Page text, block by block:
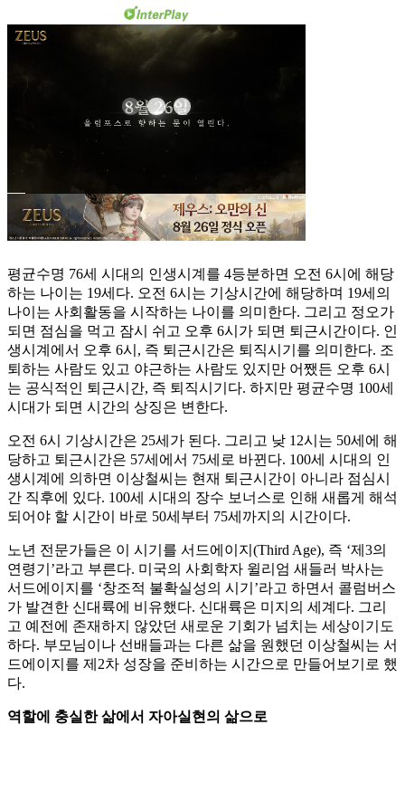
평균수명 76세 시대의 인생시계를 4등분하면 오전 6시에 해당
하는 나이는 19세다. 오전 6시는 기상시간에 해당하며 19세의
나이는 사회활동을 시작하는 나이를 의미한다. 그리고 정오가
되면 점심을 먹고 잠시 쉬고 오후 6시가 되면 퇴근시간이다. 인
생시계에서 오후 6시, 즉 퇴근시간은 퇴직시기를 의미한다. 조
퇴하는 사람도 있고 야근하는 사람도 있지만 어쨌든 오후 6시
는 공식적인 퇴근시간, 즉 퇴직시기다. 하지만 평균수명 100세
시대가 되면 시간의 상징은 변한다.
오전 6시 기상시간은 25세가 된다. 그리고 낮 12시는 50세에 해
당하고 퇴근시간은 57세에서 75세로 바뀐다. 100세 시대의 인
생시계에 의하면 이상철씨는 현재 퇴근시간이 아니라 점심시
간 직후에 있다. 100세 시대의 장수 보너스로 인해 새롭게 해석
되어야 할 시간이 바로 50세부터 75세까지의 시간이다.
노년 전문가들은 이 시기를 서드에이지(Third Age), 즉 ‘제3의
연령기’라고 부른다. 미국의 사회학자 윌리엄 새들러 박사는
서드에이지를 ‘창조적 불확실성의 시기’라고 하면서 콜럼버스
가 발견한 신대륙에 비유했다. 신대륙은 미지의 세계다. 그리
고 예전에 존재하지 않았던 새로운 기회가 넘치는 세상이기도
하다. 부모님이나 선배들과는 다른 삶을 원했던 이상철씨는 서
드에이지를 제2차 성장을 준비하는 시간으로 만들어보기로 했
다.
역할에 충실한 삶에서 자아실현의 삶으로